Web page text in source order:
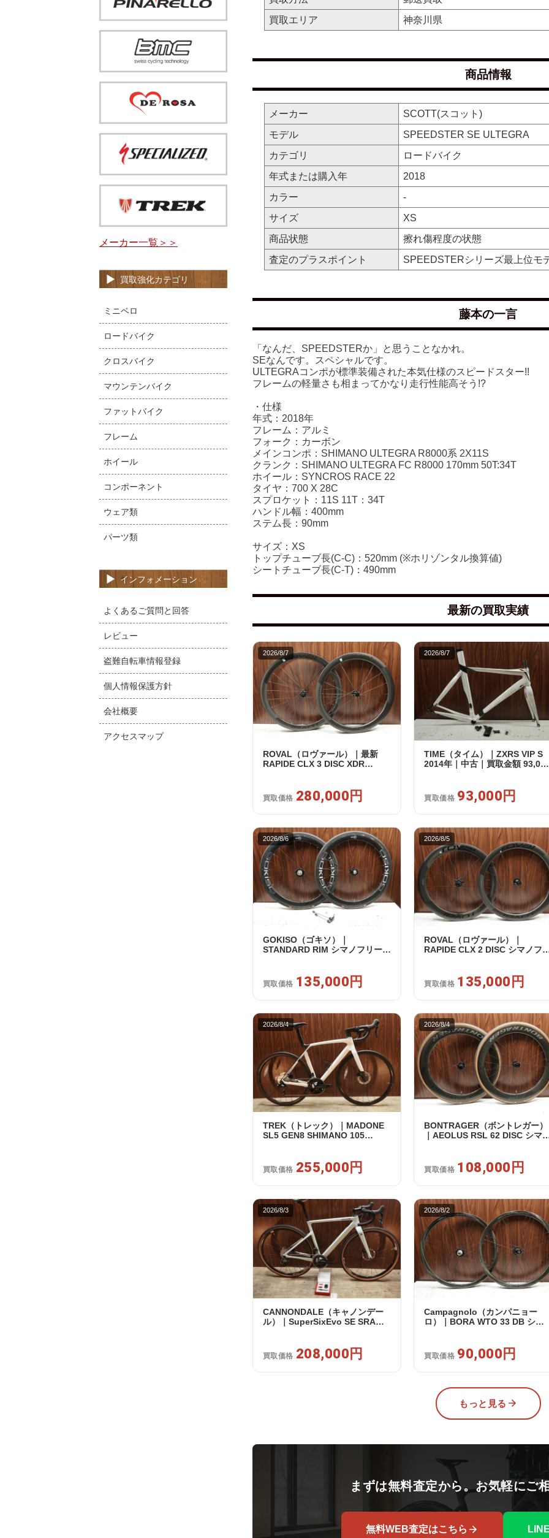
買取エリア
神奈川県
商品情報
メーカー
SCOTT(スコット)
モデル
SPEEDSTER SE ULTEGRA
カテゴリ
ロードバイク
年式または購入年
2018
カラー
-
サイズ
XS
商品状態
擦れ傷程度の状態
査定のプラスポイント
SPEEDSTERシリーズ最上位モ
藤本の一言
「なんだ、SPEEDSTERか」と思うことなかれ。
SEなんです。スペシャルです。
ULTEGRAコンポが標準装備された本気仕様のスピードスター!!
フレームの軽量さも相まってかなり走行性能高そう!?
・仕様
年式：2018年
フレーム：アルミ
フォーク：カーボン
メインコンポ：SHIMANO ULTEGRA R8000系 2X11S
クランク：SHIMANO ULTEGRA FC R8000 170mm 50T:34T
ホイール：SYNCROS RACE 22
タイヤ：700 X 28C
スプロケット：11S 11T：34T
ハンドル幅：400mm
ステム長：90mm
サイズ：XS
トップチューブ長(C-C)：520mm (※ホリゾンタル換算値)
シートチューブ長(C-T)：490mm
最新の買取実績
2026/8/7
ROVAL（ロヴァール）｜最新
RAPIDE CLX 3 DISC XDR
買取価格 280,000円
2026/8/7
TIME（タイム）｜ZXRS VIP S
2014年｜中古｜買取金額
買取価格 93,000円
2026/8/6
GOKISO（ゴキソ）｜
STANDARD RIM シマノフリー
買取価格 135,000円
2026/8/5
ROVAL（ロヴァール）｜
RAPIDE CLX 2 DISC シマノフ
買取価格 135,000円
2026/8/4
TREK（トレック）｜MADONE
SL5 GEN8 SHIMANO 105
円
買取価格 255,000円
2026/8/4
BONTRAGER（ボントレガー）
｜AEOLUS RSL 62 DISC シマ
買取価格 108,000円
2026/8/3
CANNONDALE（キャノンデー
ル）｜SuperSixEvo SE SRAM
年｜美品｜買取金額 208,000円
買取価格 208,000円
2026/8/2
Campagnolo（カンパニョー
ロ）｜BORA WTO 33 DB シマ
買取価格 90,000円
もっと見る
まずは無料査定から。お気軽にご
無料WEB査定はこちら
メーカー一覧＞＞
買取強化カテゴリ
ミニベロ
ロードバイク
クロスバイク
マウンテンバイク
ファットバイク
フレーム
ホイール
コンポーネント
ウェア類
パーツ類
インフォメーション
よくあるご質問と回答
レビュー
盗難自転車情報登録
個人情報保護方針
会社概要
アクセスマップ